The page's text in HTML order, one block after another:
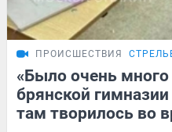
ПРОИСШЕСТВИЯ
«Было очень
брянской
там творилось во